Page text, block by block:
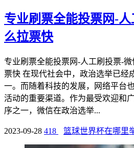
专业刷票全能投票网-
么拉票快
专业刷票全能投票网-人工刷投票-
票快 在现代社会中，政治选举已经
一。而随着科技的发展，网络平台
活动的重要渠道。作为最受欢迎和
序之一，微信在政治选举...
2023-09-28 418 篮球世界杯在哪里